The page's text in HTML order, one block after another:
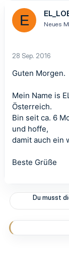
E Neues
28 Sep. 2016
Guten Morgen.
Mein Name is
Österreich.
Bin seit ca. 6
und hoffe,
damit auch ein
Beste Grüße
Du musst